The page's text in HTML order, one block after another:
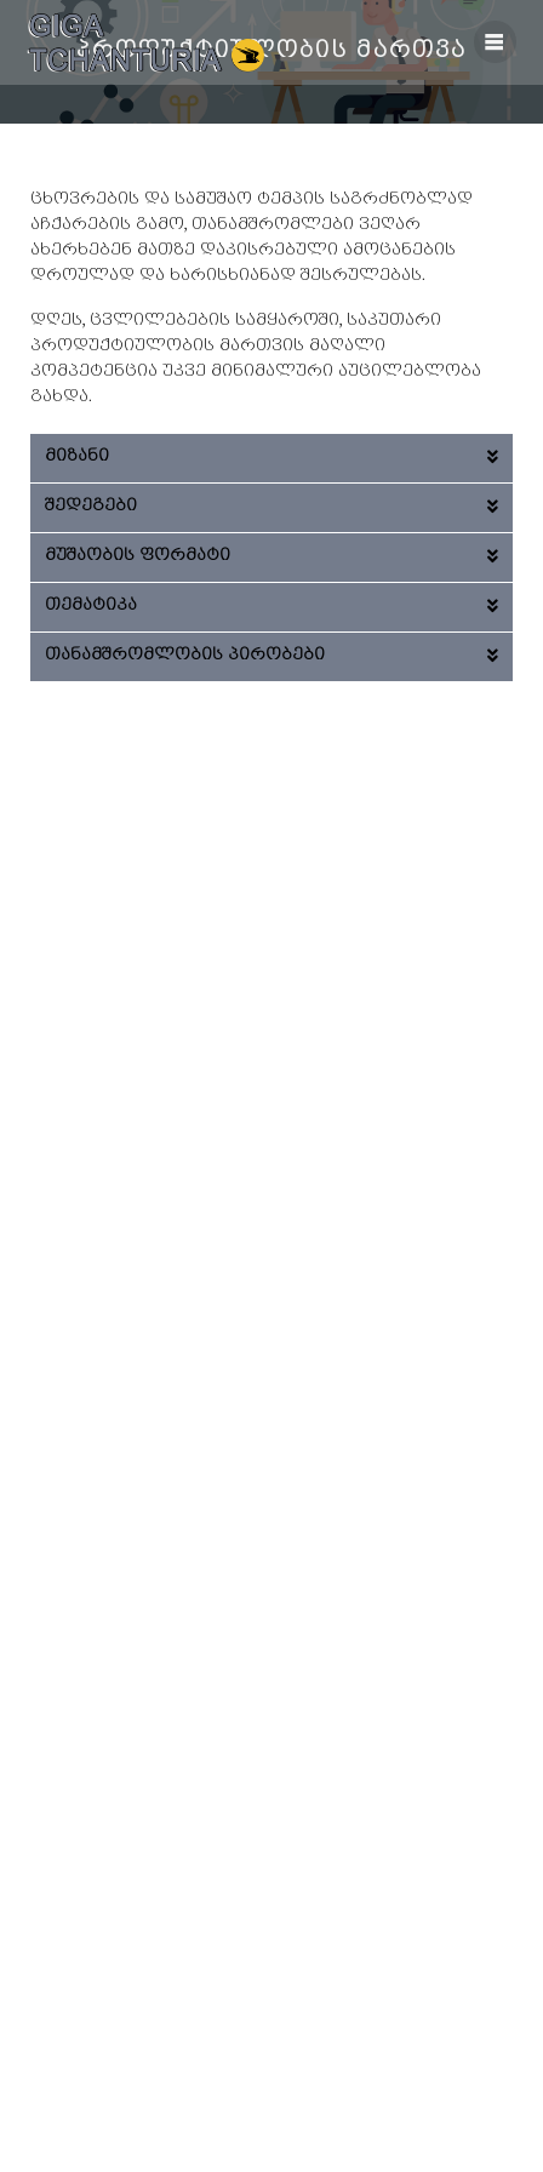
პროდუქტიულობის მართვა
ცხოვრების და სამუშაო ტემპის საგრძნობლად
აჩქარების გამო, თანამშრომლები ვეღარ
ახერხებენ მათზე დაკისრებული ამოცანების
დროულად და ხარისხიანად შესრულებას.
დღეს, ცვლილებების სამყაროში, საკუთარი
პროდუქტიულობის მართვის მაღალი
კომპეტენცია უკვე მინიმალური აუცილებლობა
გახდა.
მიზანი
შედეგები
მუშაობის ფორმატი
თემატიკა
თანამშრომლობის პირობები